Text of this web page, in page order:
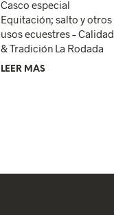
Casco especial
Equitación; salto y otros
usos ecuestres – Calidad
& Tradición La Rodada
LEER MÁS